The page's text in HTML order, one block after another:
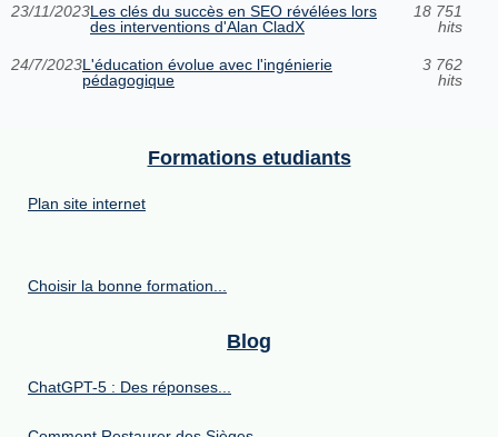
23/11/2023Les clés du succès en SEO révélées lors
des interventions d'Alan CladX
18 751
hits
24/7/2023L'éducation évolue avec l'ingénierie
pédagogique
3 762
hits
Formations etudiants
Plan site internet
Choisir la bonne formation...
Blog
ChatGPT-5 : Des réponses...